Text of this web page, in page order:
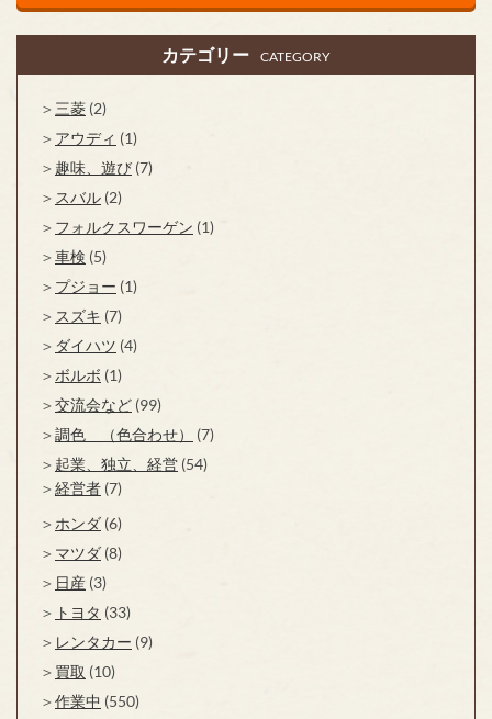
カテゴリー CATEGORY
三菱 (2)
アウディ (1)
趣味、遊び (7)
スバル (2)
フォルクスワーゲン (1)
車検 (5)
プジョー (1)
スズキ (7)
ダイハツ (4)
ボルボ (1)
交流会など (99)
調色 （色合わせ）
(7)
起業、独立、経営 (54)
経営者 (7)
ホンダ (6)
マツダ (8)
日産 (3)
トヨタ (33)
レンタカー (9)
買取 (10)
作業中 (550)